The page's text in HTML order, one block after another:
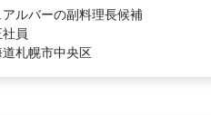
ルバーの副料理長候補
員
札幌市中央区